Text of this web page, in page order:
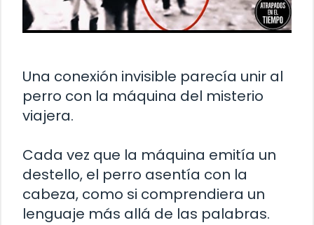
Una conexión invisible parecía unir al
perro con la máquina del misterio
viajera.
Cada vez que la máquina emitía un
destello, el perro asentía con la
cabeza, como si comprendiera un
lenguaje más allá de las palabras.